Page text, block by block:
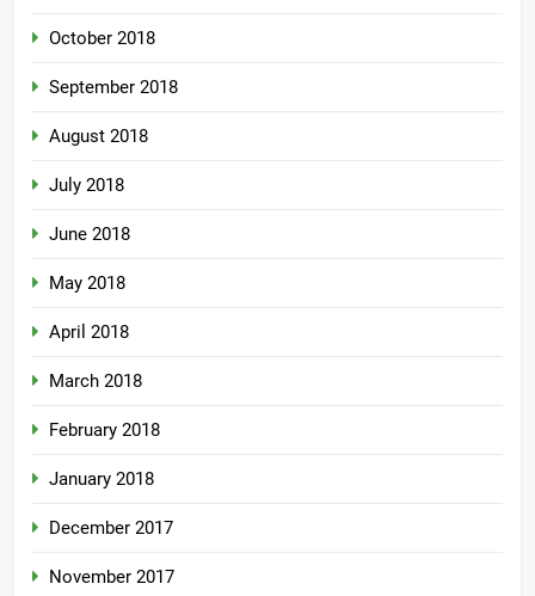
October 2018
September 2018
August 2018
July 2018
June 2018
May 2018
April 2018
March 2018
February 2018
January 2018
December 2017
November 2017